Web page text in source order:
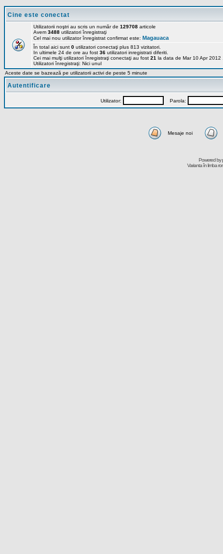
Cine este conectat
Utilizatorii noştri au scris un număr de 129708 articole
Avem 3488 utilizatori înregistraţi
Cel mai nou utilizator înregistrat confirmat este: Magauaca
În total aici sunt 0 utilizatori conectaţi plus 813 vizitatori.
In ultimele 24 de ore au fost 36 utilizatori inregistrati diferiti.
Cei mai mulţi utilizatori înregistraţi conectaţi au fost 21 la data de Mar 10 Apr 2012
Utilizatori înregistraţi: Nici unul
Aceste date se bazează pe utilizatorii activi de peste 5 minute
Autentificare
Utilizator: Parola:
Mesaje noi
Powered by
Varianta în limba